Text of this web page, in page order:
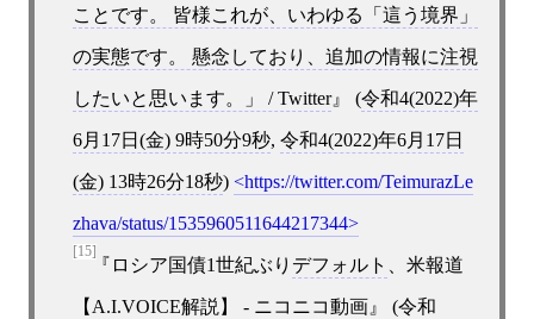
ことです。 皆様これが、いわゆる「這う境界」
の実態です。 懸念しており、追加の情報に注視
したいと思います。」 / Twitter (令和4(2022)年
6月17日(金) 9時50分9秒, 令和4(2022)年6月17日
(金) 13時26分18秒) https://twitter.com/TeimurazLe
zhava/status/1535960511644217344
[15]
ロシア国債1世紀ぶり デフォルト 、米報道
【A.I.VOICE解説】 - ニコニコ動画 (令和